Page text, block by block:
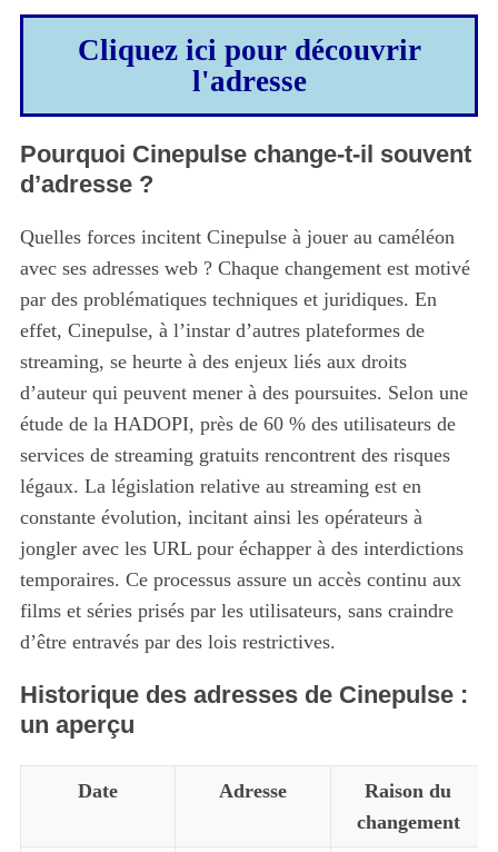
Cliquez ici pour découvrir
l'adresse
Pourquoi Cinepulse change-t-il souvent
d’adresse ?
Quelles forces incitent Cinepulse à jouer au caméléon
avec ses adresses web ? Chaque changement est motivé
par des problématiques techniques et juridiques. En
effet, Cinepulse, à l’instar d’autres plateformes de
streaming, se heurte à des enjeux liés aux droits
d’auteur qui peuvent mener à des poursuites. Selon une
étude de la HADOPI, près de 60 % des utilisateurs de
services de streaming gratuits rencontrent des risques
légaux. La législation relative au streaming est en
constante évolution, incitant ainsi les opérateurs à
jongler avec les URL pour échapper à des interdictions
temporaires. Ce processus assure un accès continu aux
films et séries prisés par les utilisateurs, sans craindre
d’être entravés par des lois restrictives.
Historique des adresses de Cinepulse :
un aperçu
Date Adresse
Raison du
changement